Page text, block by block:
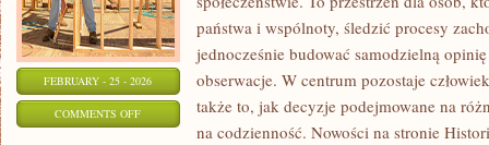
FEBRUARY - 25 - 2026
COMMENTS OFFON
POLITYCZNE
państwa i wspólnoty, śledzić procesy
jednocześnie budować samodzielną
obserwacje. W centrum pozostaje
także to, jak decyzje podejmowane na
na codzienność. Nowości na stronie